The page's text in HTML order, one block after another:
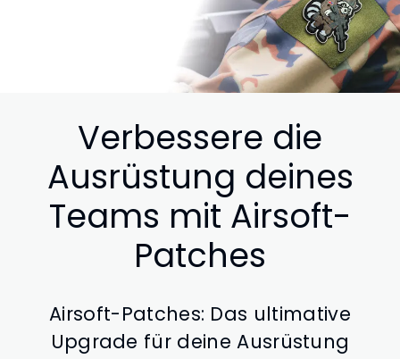
Verbessere die
Ausrüstung deines
Teams mit Airsoft-
Patches
Airsoft-Patches: Das ultimative
Upgrade für deine Ausrüstung